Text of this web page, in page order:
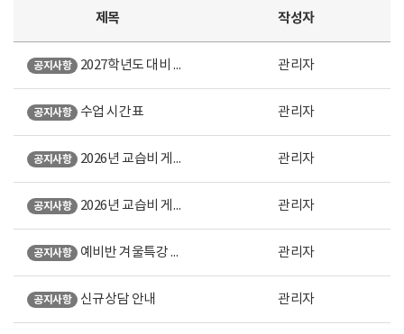
제목 작성자
공지사항 2027학년도 대비 여름특강 안내 관리자
공지사항 수업 시간표 관리자
공지사항 2026년 교습비 게시표 (강남 본원) 관리자
공지사항 2026년 교습비 게시표 (노원 직영) 관리자
공지사항 예비반 겨울특강 안내 관리자
공지사항 신규상담 안내 관리자